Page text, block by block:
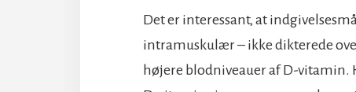
Det er interessant, at
intramuskulær – ikke dikterede
højere blodniveauer af D-vitamin.